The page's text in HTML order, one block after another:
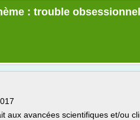
: trouble
aux avancées scientifiques et/ou